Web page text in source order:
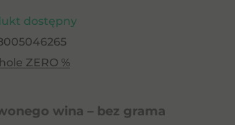
dostępny
ZERO %
wina – bez grama